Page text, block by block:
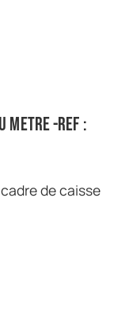
metre -ref :
de caisse